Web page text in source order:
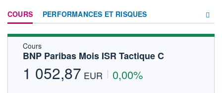
COURS PERFORMANCES ET RISQUES
FORUM
Cours
BNP Paribas Mois ISR Tactique C
1 052,87 EUR 0,00%